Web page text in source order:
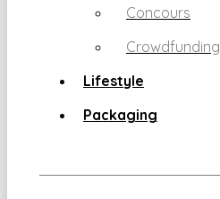
Concours
Crowdfunding
Lifestyle
Packaging